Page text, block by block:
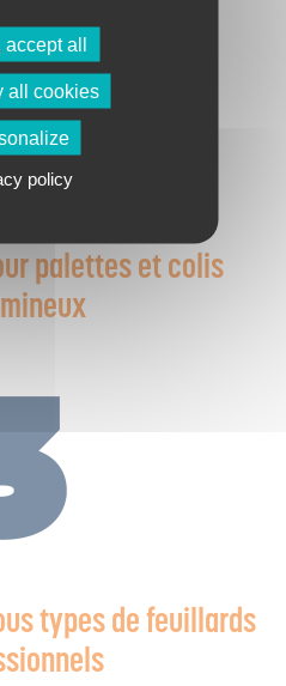
palettes et colis
types de feuillards
accept all
all cookies
policy